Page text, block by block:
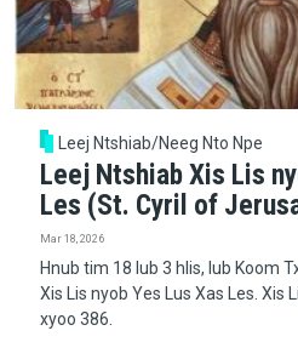
Leej Ntshiab/Neeg Nto Npe
Leej Ntshiab Xis Lis
Les (St. Cyril of
Mar 18, 2026
Hnub tim 18 lub 3 hlis, lub Koom
Xis Lis nyob Yes Lus Xas Les. Xis
xyoo 386.